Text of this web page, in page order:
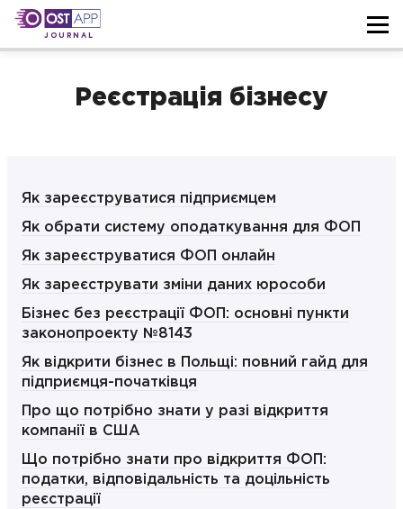
JOURNAL
Реєстрація бізнесу
Як зареєструватися підприємцем
Як обрати систему оподаткування для ФОП
Як зареєструватися ФОП онлайн
Як зареєструвати зміни даних юрособи
Бізнес без реєстрації ФОП: основні пункти
законопроекту №8143
Як відкрити бізнес в Польщі: повний гайд для
підприємця-початківця
Про що потрібно знати у разі відкриття
компанії в США
Що потрібно знати про відкриття ФОП:
податки, відповідальність та доцільність
реєстрації